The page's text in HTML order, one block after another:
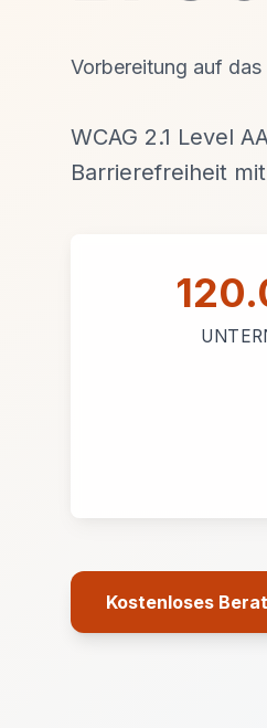
Vorbereitung auf
WCAG 2.1 Level
Barrierefreiheit
Kostenloses